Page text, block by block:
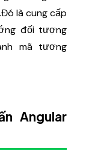
là cung cấp
đối tượng
mã tương
Angular